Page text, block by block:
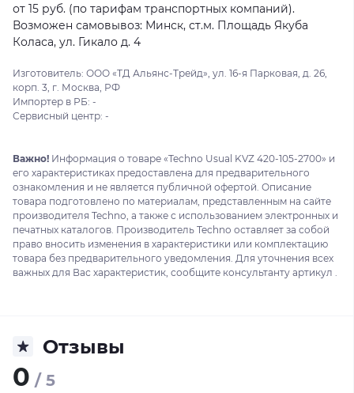
от 15 руб. (по тарифам транспортных компаний).
Возможен самовывоз: Минск, ст.м. Площадь Якуба
Коласа, ул. Гикало д. 4
Изготовитель: ООО «ТД Альянс-Трейд», ул. 16-я Парковая, д. 26,
корп. 3, г. Москва, РФ
Импортер в РБ: -
Сервисный центр: -
Важно! Информация о товаре «Techno Usual KVZ 420-105-2700» и
его характеристиках предоставлена для предварительного
ознакомления и не является публичной офертой. Описание
товара подготовлено по материалам, представленным на сайте
производителя Techno, а также с использованием электронных и
печатных каталогов. Производитель Techno оставляет за собой
право вносить изменения в характеристики или комплектацию
товара без предварительного уведомления. Для уточнения всех
важных для Вас характеристик, сообщите консультанту артикул .
Отзывы
0 / 5